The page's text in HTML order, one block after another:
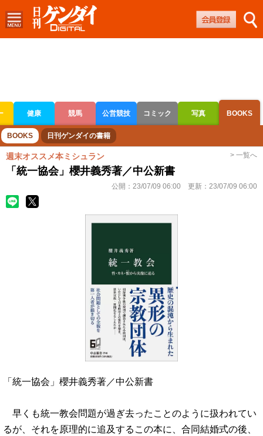
健康 競馬 公営競技 コミック 写真 BOOKS
ボートレース 競輪 オートレース
BOOKS 日刊ゲンダイの書籍
週末オススメ本ミシュラン > 一覧へ
「統一協会」櫻井義秀著／中公新書
公開： 23/07/09 06:00 更新： 23/07/09 06:00
「統一協会」櫻井義秀著／中公新書
早くも統一教会問題が過ぎ去ったことのように扱われてい
るが、それを原理的に追及するこの本に、合同結婚式の後、